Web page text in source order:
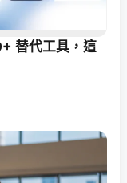
替代工具，這